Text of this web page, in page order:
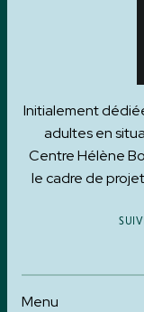
Initialement
adultes en
Centre Hélène
le cadre de
Menu